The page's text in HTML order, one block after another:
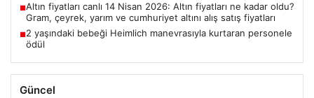
■Altın fiyatları canlı 14 Nisan 2026: Altın fiyatları ne kadar oldu?
Gram, çeyrek, yarım ve cumhuriyet altını alış satış fiyatları
■2 yaşındaki bebeği Heimlich manevrasıyla kurtaran personele
ödül
Güncel